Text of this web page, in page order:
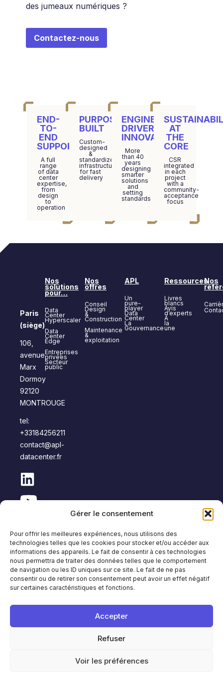
Gérer le consentement
Pour offrir les meilleures expériences, nous utilisons des
technologies telles que les cookies pour stocker et/ou accéder aux
informations des appareils. Le fait de consentir à ces technologies
nous permettra de traiter des données telles que le comportement
de navigation ou les ID uniques sur ce site. Le fait de ne pas
consentir ou de retirer son consentement peut avoir un effet négatif
sur certaines caractéristiques et fonctions.
Accepter
Refuser
Voir les préférences
des jumeaux numériques ?
Contactez-nous
END-
TO-
END
SUPPORT
A full
range
of data
center
expertise,
from
design
to
operation
PURPOSE-
BUILT
Custom-
designed
&
standardized
infrastructure
for fast
delivery
ENGINEERING-
DRIVER
INNOVATION
More
than 40
years
designing
smarter
solutions
and
setting
standards
AT
THE
CORE
CSR
integrated
in each
project
with a
community-
acceptance
focus
Paris
(siège)
106,
avenue
Marx
Dormoy
92120
MONTROUGE
tel:
+33184256211
contact@apl-
datacenter.fr
Nos
solutions
pour…
Data
Center
Hyperscaler
Data
Center
Edge
Entreprises
privées
Secteur
public
Nos
offres
Conseil
Design
&
Construction
Maintenance
&
exploitation
APL
Un
pure-
player
Data
Center
La
Gouvernance
Ressources
Livres
blancs
Avis
d’experts
À
la
une
Nos
Copyright © APL Data Center
Protection des données
Français English